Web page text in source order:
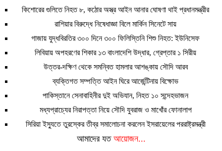
কিশোরের গুলিতে নিহত ৮, কঠোর অস্ত্র আইন আনার ঘোষণা থাই প্রধানমন্ত্রীর
রাশিয়ার বিরুদ্ধে নিষেধাজ্ঞা বিলে মার্কিন সিনেটে সায়
গাজায় যুদ্ধবিরতির ৩০০ দিনে ৩০০ ফিলিস্তিনি শিশু নিহত: ইউনিসেফ
লিবিয়ায় অপহরণের শিকার ১৩ বাংলাদেশি উদ্ধার, গ্রেপ্তার ১ সিরীয়
উত্তর-দক্ষিণ থেকে সমন্বিত হামলার আশঙ্কায় সৌদি আরব
ব্যক্তিগত সম্পত্তি আইন ঘিরে আর্জেন্টিনায় বিক্ষোভ
পাকিস্তানে সেনাবাহিনীর দুই অভিযান, নিহত ১০ সন্দেহভাজন
মধ্যপ্রাচ্যের নিরাপত্তা নিয়ে সৌদি যুবরাজ ও মাখোঁর ফোনালাপ
সিরিয়া ইস্যুতে তুরস্কের তীব্র সমালোচনা করলেন ইসরায়েলের পররাষ্ট্রমন্ত্রী
আমাদের যত আয়োজন...